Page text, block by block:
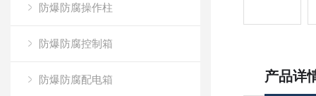
防爆防腐操作柱
防爆防腐控制箱
防爆防腐配电箱 产品详